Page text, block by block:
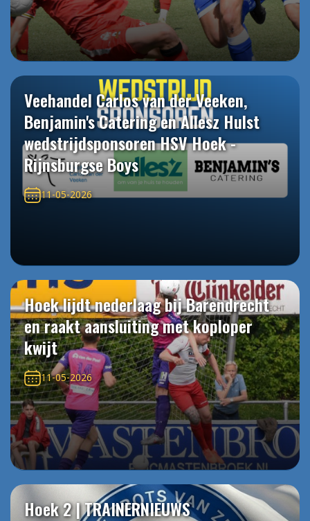
Veehandel Carlos van der Veeken,
Benjamin's Catering en Allesz Hulst
wedstrijdsponsoren HSV Hoek -
Rijnsburgse Boys
11-05-2026
Hoek lijdt nederlaag bij Barendrecht
en raakt aansluiting met koploper
kwijt
11-05-2026
Hoek 2 | TRAINERNIEUWS